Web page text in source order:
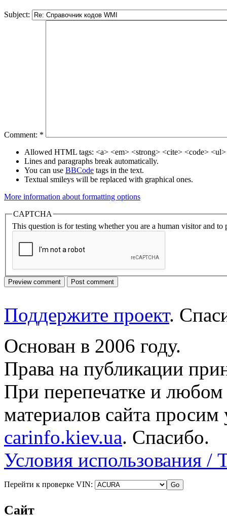
Subject:
Comment: *
Allowed HTML tags: <a> <em> <strong> <cite> <code>
Lines and paragraphs break automatically.
You can use BBCode tags in the text.
Textual smileys will be replaced with graphical ones.
More information about formatting options
CAPTCHA
This question is for testing whether you are a human visitor and to
Поддержите проект.
Основан в 2006 году.
Права на публикации
При перепечатке и
материалов сайта просим
carinfo.kiev.ua. Спасибо.
Условия использования /
Перейти к проверке VIN:
Сайт